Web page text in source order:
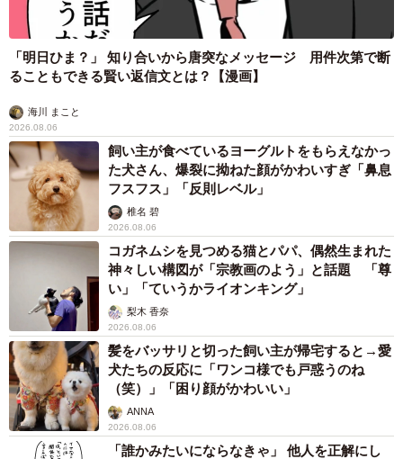
「明日ひま？」 知り合いから唐突なメッセージ 用件次第で断
ることもできる賢い返信文とは？【漫画】
海川 まこと
2026.08.06
飼い主が食べているヨーグルトをもらえなかっ
た犬さん、爆裂に拗ねた顔がかわいすぎ「鼻息
フスフス」「反則レベル」
椎名 碧
2026.08.06
コガネムシを見つめる猫とパパ、偶然生まれた
神々しい構図が「宗教画のよう」と話題 「尊
い」「ていうかライオンキング」
梨木 香奈
2026.08.06
髪をバッサリと切った飼い主が帰宅すると→愛
犬たちの反応に「ワンコ様でも戸惑うのね
（笑）」「困り顔がかわいい」
ANNA
2026.08.06
「誰かみたいにならなきゃ」 他人を正解にし